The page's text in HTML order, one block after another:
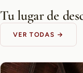
Tu lugar de
VER TODAS →